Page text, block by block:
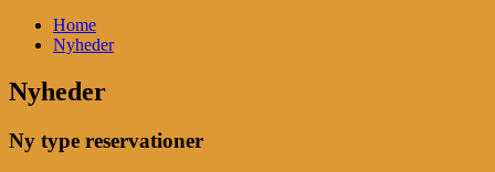
Home
Nyheder
Nyheder
Ny type reservationer